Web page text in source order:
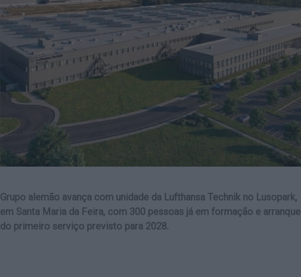
Grupo alemão avança com unidade da Lufthansa Technik no Lusopark,
em Santa Maria da Feira, com 300 pessoas já em formação e arranque
do primeiro serviço previsto para 2028.